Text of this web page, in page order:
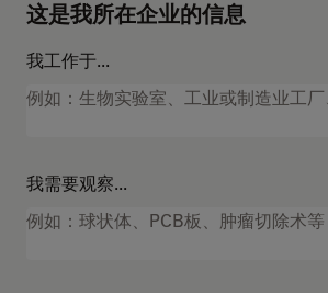
这是我所在企业的信息
我工作于...
我需要观察...